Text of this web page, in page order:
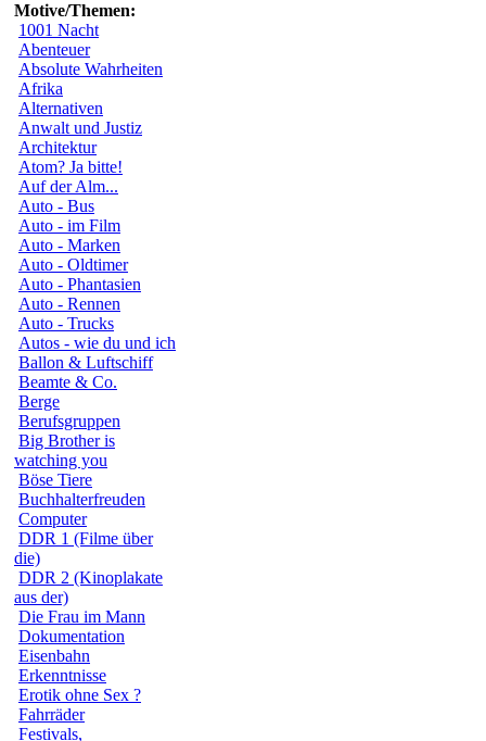
Motive/Themen:
1001 Nacht
Abenteuer
Absolute Wahrheiten
Afrika
Alternativen
Anwalt und Justiz
Architektur
Atom? Ja bitte!
Auf der Alm...
Auto - Bus
Auto - im Film
Auto - Marken
Auto - Oldtimer
Auto - Phantasien
Auto - Rennen
Auto - Trucks
Autos - wie du und ich
Ballon & Luftschiff
Beamte & Co.
Berge
Berufsgruppen
Big Brother is
watching you
Böse Tiere
Buchhalterfreuden
Computer
DDR 1 (Filme über
die)
DDR 2 (Kinoplakate
aus der)
Die Frau im Mann
Dokumentation
Eisenbahn
Erkenntnisse
Erotik ohne Sex ?
Fahrräder
Festivals,